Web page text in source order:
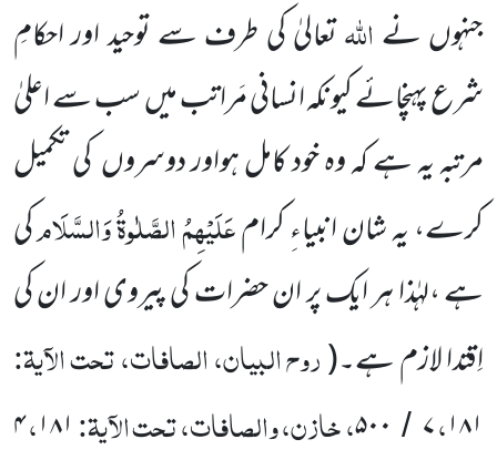
جنہوں نےاللہتعالیٰ کیطرف سے توحید اور احکامِ
شرع پہنچائے کیونکہ انسانی مَراتب میںسب سے اعلیٰ
مرتبہ یہ ہے کہ وہ خود کامل ہواور دوسروںکی تکمیل
کرے، یہ شان انبیاءِ کرامعَلَیْہِمُ الصَّلٰوۃُ وَالسَّلَامکی
ہے ،لہٰذا ہر ایک پر ان حضرات کی پیروی اور ان کی
اِقتدا لازم ہے۔(روح البیان، الصافات، تحت الآیۃ:
۱۸۱،۷ / ۵۰۰، خازن، والصافات، تحت الآیۃ:۱۸۱،۴